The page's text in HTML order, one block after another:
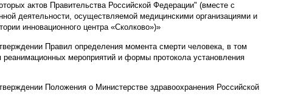
актов Правительства Российской Федерации" (вместе с
деятельности, осуществляемой медицинскими организациями и
инновационного центра «Сколково»)»
Правил определения момента смерти человека, в том
мероприятий и формы протокола установления
Положения о Министерстве здравоохранения Российской